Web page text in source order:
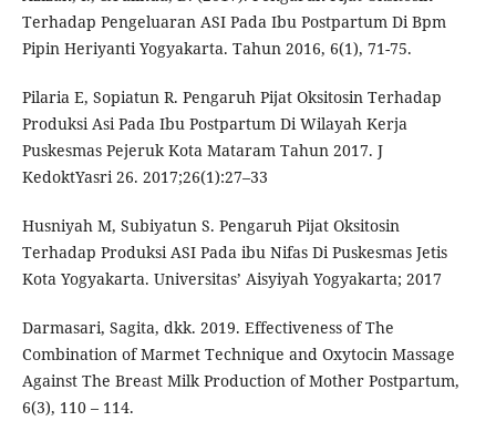
Terhadap Pengeluaran ASI Pada Ibu Postpartum Di Bpm
Pipin Heriyanti Yogyakarta. Tahun 2016, 6(1), 71-75.
Pilaria E, Sopiatun R. Pengaruh Pijat Oksitosin Terhadap
Produksi Asi Pada Ibu Postpartum Di Wilayah Kerja
Puskesmas Pejeruk Kota Mataram Tahun 2017. J
KedoktYasri 26. 2017;26(1):27–33
Husniyah M, Subiyatun S. Pengaruh Pijat Oksitosin
Terhadap Produksi ASI Pada ibu Nifas Di Puskesmas Jetis
Kota Yogyakarta. Universitas’ Aisyiyah Yogyakarta; 2017
Darmasari, Sagita, dkk. 2019. Effectiveness of The
Combination of Marmet Technique and Oxytocin Massage
Against The Breast Milk Production of Mother Postpartum,
6(3), 110 – 114.